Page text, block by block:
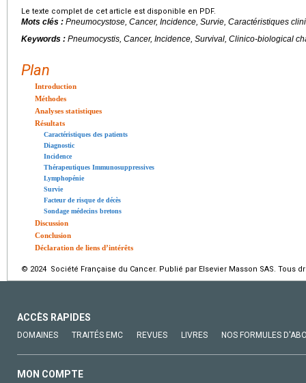
Le texte complet de cet article est disponible en PDF.
Mots clés : Pneumocystose, Cancer, Incidence, Survie, Caractéristiques
Keywords : Pneumocystis, Cancer, Incidence, Survival, Clinico-biological
Plan
Introduction
Méthodes
Analyses statistiques
Résultats
Caractéristiques des patients
Diagnostic
Incidence
Thérapeutiques Immunosuppressives
Lymphopénie
Survie
Facteur de risque de décès
Sondage médecins bretons
Discussion
Conclusion
Déclaration de liens d’intérêts
© 2024 Société Française du Cancer. Publié par Elsevier Masson SAS. Tous
ACCÈS RAPIDES
DOMAINES TRAITÉS EMC REVUES LIVRES NOS FORMULES
MON COMPTE